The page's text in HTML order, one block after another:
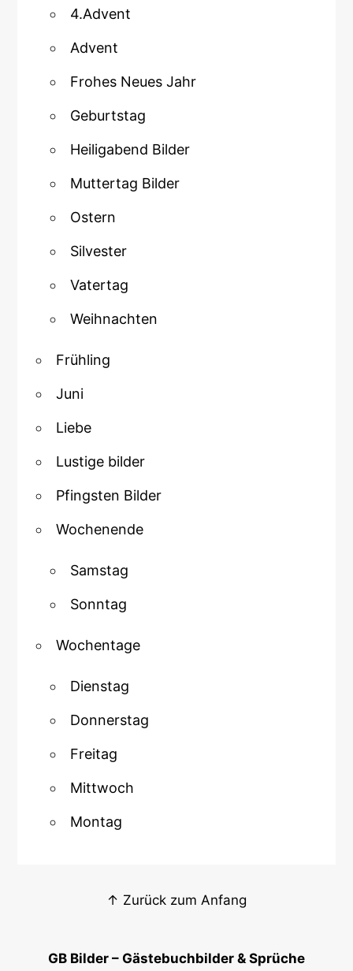
4.Advent
Advent
Frohes Neues Jahr
Geburtstag
Heiligabend Bilder
Muttertag Bilder
Ostern
Silvester
Vatertag
Weihnachten
Frühling
Juni
Liebe
Lustige bilder
Pfingsten Bilder
Wochenende
Samstag
Sonntag
Wochentage
Dienstag
Donnerstag
Freitag
Mittwoch
Montag
↑ Zurück zum Anfang
GB Bilder – Gästebuchbilder & Sprüche